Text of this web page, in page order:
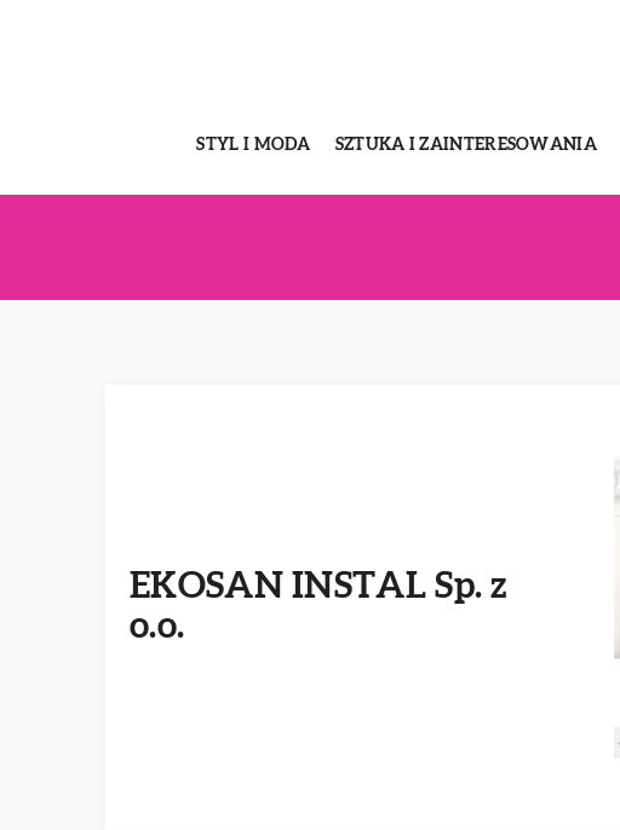
STYL I MODA SZTUKA I ZAINTERESOWANIA
EKOSAN INSTAL Sp. z
o.o.